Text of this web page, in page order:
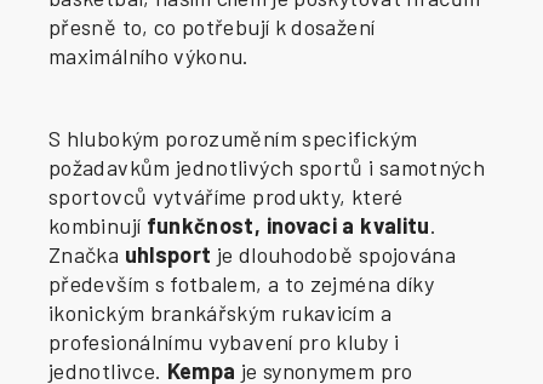
přesně to, co potřebují k dosažení
maximálního výkonu.
S hlubokým porozuměním specifickým
požadavkům jednotlivých sportů i samotných
sportovců vytváříme produkty, které
kombinují funkčnost, inovaci a kvalitu.
Značka uhlsport je dlouhodobě spojována
především s fotbalem, a to zejména díky
ikonickým brankářským rukavicím a
profesionálnímu vybavení pro kluby i
jednotlivce. Kempa je synonymem pro